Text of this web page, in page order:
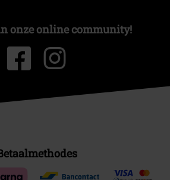
onze online community!